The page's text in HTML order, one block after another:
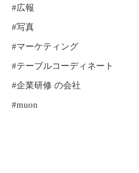
#広報
#写真
#マーケティング
#テーブルコーディネート
#企業研修 の会社
#muon